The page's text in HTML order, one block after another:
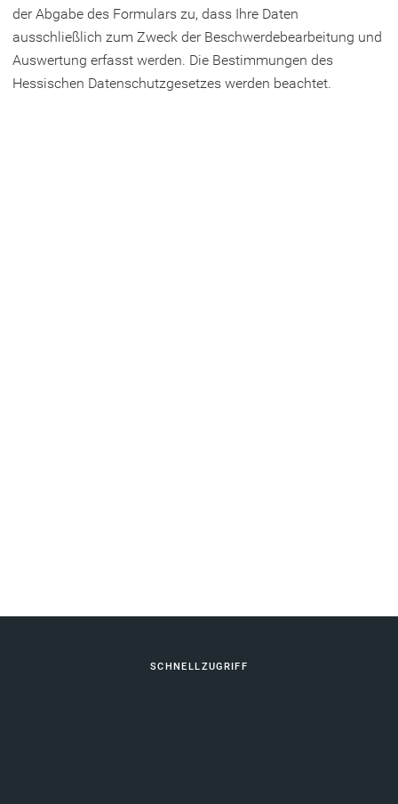
der Abgabe des Formulars zu, dass Ihre Daten
ausschließlich zum Zweck der Beschwerdebearbeitung und
Auswertung erfasst werden. Die Bestimmungen des
Hessischen Datenschutzgesetzes werden beachtet.
SCHNELLZUGRIFF